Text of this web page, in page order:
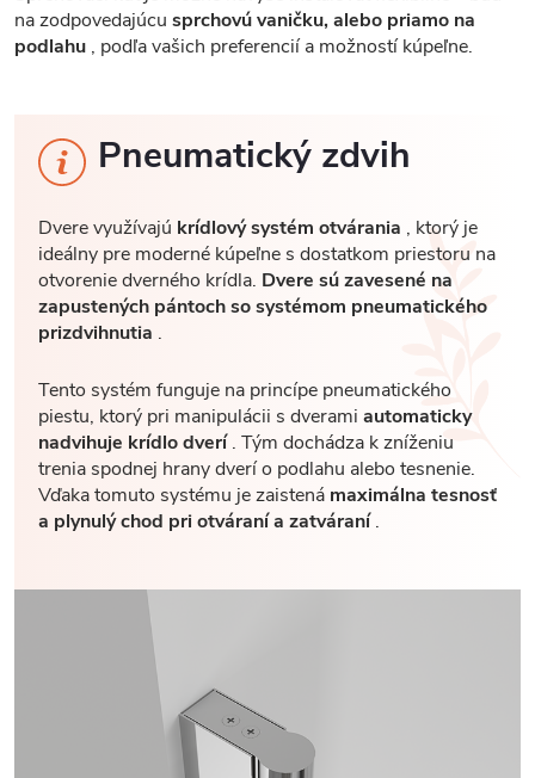
na zodpovedajúcu sprchovú vaničku, alebo priamo na
podlahu , podľa vašich preferencií a možností kúpeľne.
Pneumatický zdvih
Dvere využívajú krídlový systém otvárania , ktorý je
ideálny pre moderné kúpeľne s dostatkom priestoru na
otvorenie dverného krídla. Dvere sú zavesené na
zapustených pántoch so systémom pneumatického
prizdvihnutia .
Tento systém funguje na princípe pneumatického
piestu, ktorý pri manipulácii s dverami automaticky
nadvihuje krídlo dverí. Tým dochádza k zníženiu
trenia spodnej hrany dverí o podlahu alebo tesnenie.
Vďaka tomuto systému je zaistená maximálna tesnosť
a plynulý chod pri otváraní a zatváraní.